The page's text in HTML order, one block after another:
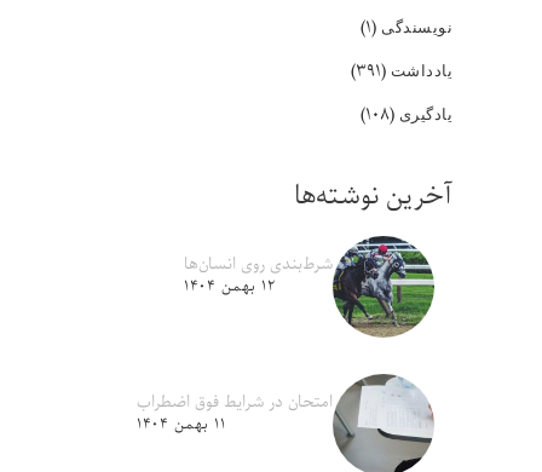
نویسندگی (۱)
یادداشت (۳۹۱)
یادگیری (۱۰۸)
آخرین نوشته‌ها
شرط‌بندی روی انسان‌ها
۱۲ بهمن ۱۴۰۴
امتحان در شرایط فوق اضطراب
۱۱ بهمن ۱۴۰۴